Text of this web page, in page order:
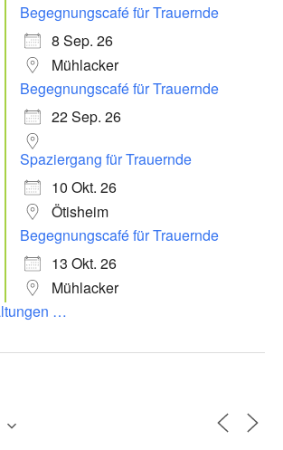
Begegnungscafé für Trauernde
8 Sep. 26
Mühlacker
Begegnungscafé für Trauernde
22 Sep. 26
Spaziergang für Trauernde
10 Okt. 26
Ötisheim
Begegnungscafé für Trauernde
13 Okt. 26
Mühlacker
…